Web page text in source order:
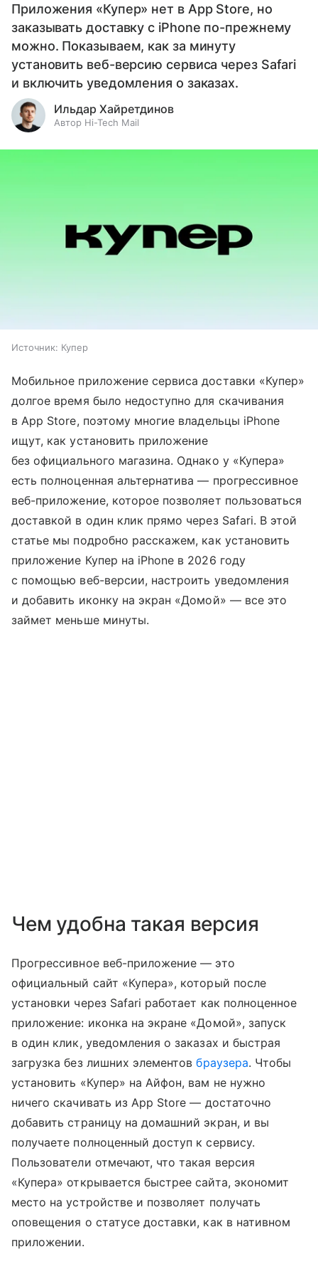
Приложения «Купер» нет в App Store, но
заказывать доставку с iPhone по-прежнему
можно. Показываем, как за минуту
установить веб-версию сервиса через Safari
и включить уведомления о заказах.
Ильдар Хайретдинов
Автор Hi-Tech Mail
Источник: Купер
Мобильное приложение сервиса доставки «Купер»
долгое время было недоступно для скачивания
в App Store, поэтому многие владельцы iPhone
ищут, как установить приложение
без официального магазина. Однако у «Купера»
есть полноценная альтернатива — прогрессивное
веб-приложение, которое позволяет пользоваться
доставкой в один клик прямо через Safari. В этой
статье мы подробно расскажем, как установить
приложение Купер на iPhone в 2026 году
с помощью веб-версии, настроить уведомления
и добавить иконку на экран «Домой» — все это
займет меньше минуты.
Чем удобна такая версия
Прогрессивное веб-приложение — это
официальный сайт «Купера», который после
установки через Safari работает как полноценное
приложение: иконка на экране «Домой», запуск
в один клик, уведомления о заказах и быстрая
загрузка без лишних элементовбраузера. Чтобы
установить «Купер» на Айфон, вам не нужно
ничего скачивать из App Store — достаточно
добавить страницу на домашний экран, и вы
получаете полноценный доступ к сервису.
Пользователи отмечают, что такая версия
«Купера» открывается быстрее сайта, экономит
место на устройстве и позволяет получать
оповещения о статусе доставки, как в нативном
приложении.